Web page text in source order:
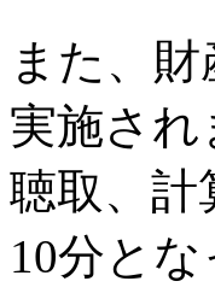
また、
実施さ
聴取、計
10分とな